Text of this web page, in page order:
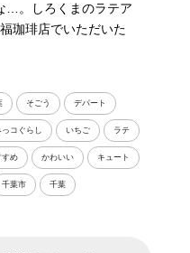
…。しろくまのラテア
珈琲店でいただいた
そごう デパート
っコぐらし いちご ラテ
すめ かわいい キュート
千葉市 千葉